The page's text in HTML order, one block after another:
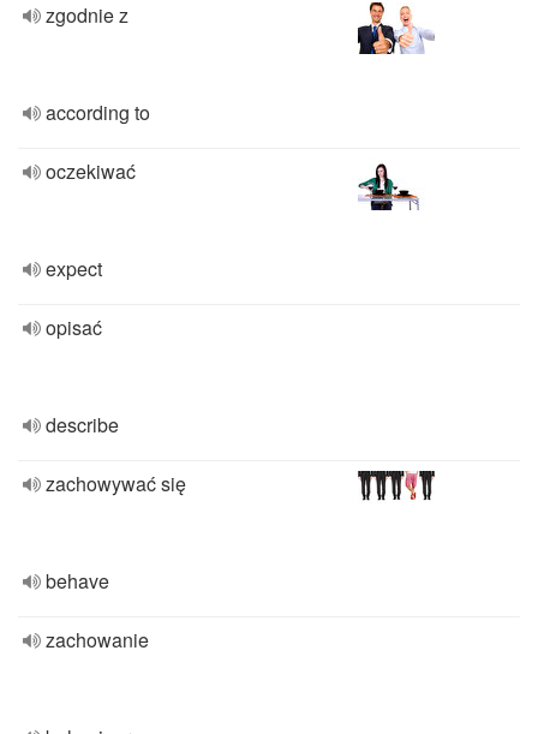
zgodnie z
according to
oczekiwać
expect
opisać
describe
zachowywać się
behave
zachowanie